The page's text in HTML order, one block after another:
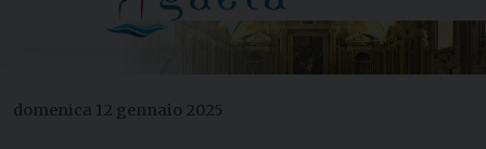
domenica 12 gennaio 2025